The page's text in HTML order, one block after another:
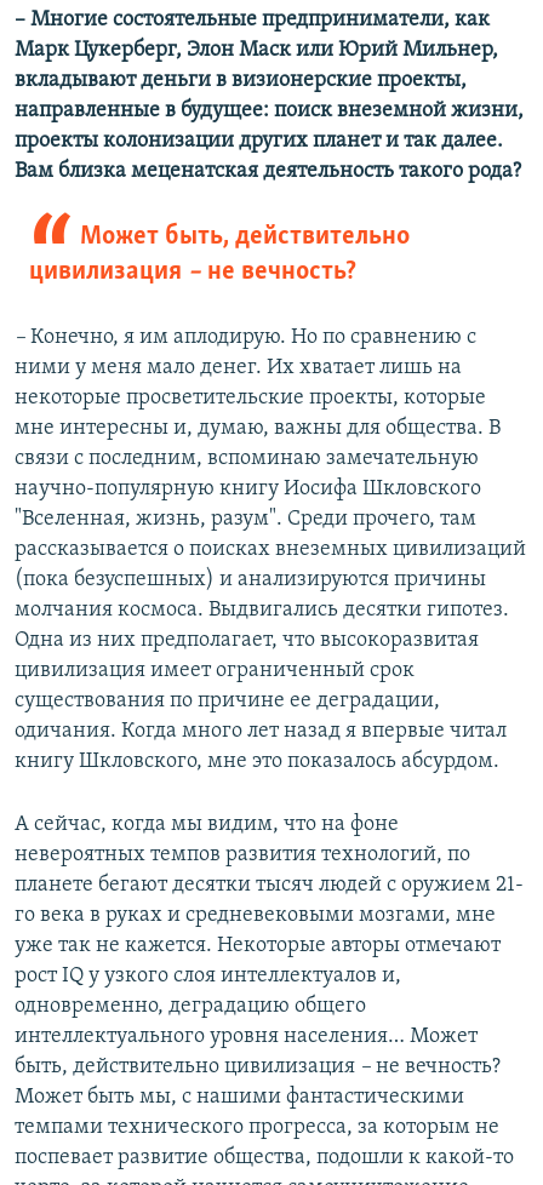
– Многие состоятельные предприниматели, как
Марк Цукерберг, Элон Маск или Юрий Мильнер,
вкладывают деньги в визионерские проекты,
направленные в будущее: поиск внеземной жизни,
проекты колонизации других планет и так далее.
Вам близка меценатская деятельность такого рода?
Может быть, действительно
цивилизация – не вечность?
– Конечно, я им аплодирую. Но по сравнению с
ними у меня мало денег. Их хватает лишь на
некоторые просветительские проекты, которые
мне интересны и, думаю, важны для общества. В
связи с последним, вспоминаю замечательную
научно-популярную книгу Иосифа Шкловского
"Вселенная, жизнь, разум". Среди прочего, там
рассказывается о поисках внеземных цивилизаций
(пока безуспешных) и анализируются причины
молчания космоса. Выдвигались десятки гипотез.
Одна из них предполагает, что высокоразвитая
цивилизация имеет ограниченный срок
существования по причине ее деградации,
одичания. Когда много лет назад я впервые читал
книгу Шкловского, мне это показалось абсурдом.
А сейчас, когда мы видим, что на фоне
невероятных темпов развития технологий, по
планете бегают десятки тысяч людей с оружием 21-
го века в руках и средневековыми мозгами, мне
уже так не кажется. Некоторые авторы отмечают
рост IQ у узкого слоя интеллектуалов и,
одновременно, деградацию общего
интеллектуального уровня населения… Может
быть, действительно цивилизация – не вечность?
Может быть мы, с нашими фантастическими
темпами технического прогресса, за которым не
поспевает развитие общества, подошли к какой-то